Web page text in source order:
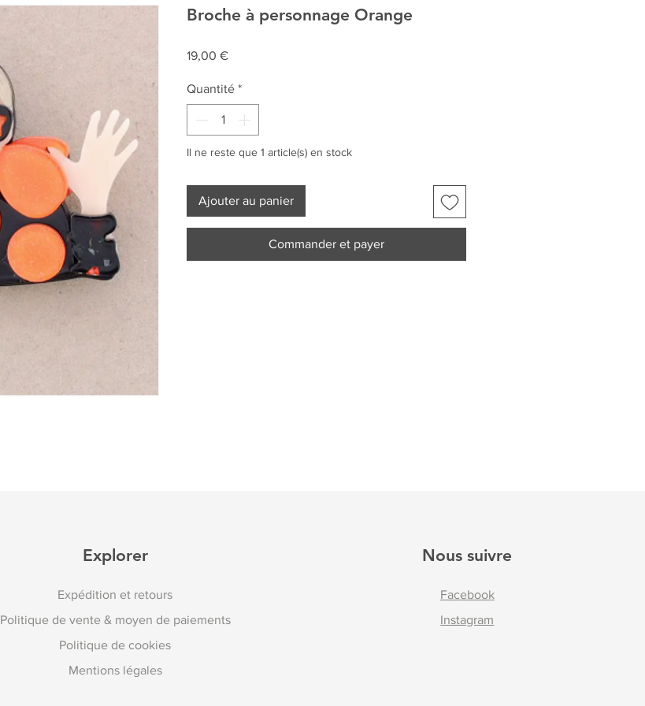
Broche à personnage Orange
19,00 €Prix
Quantité *
Il ne reste que 1 article(s) en stock
Ajouter au panier
Commander et payer
Explorer
Expédition et retours
Politique de vente & moyen de paiements
Politique de cookies
Mentions légales
Nous suivre
Facebook
Instagram